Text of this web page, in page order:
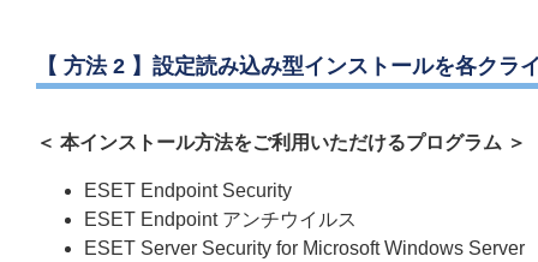
【 方法 2 】設定読み込み型インストールを各クラ
＜ 本インストール方法をご利用いただけるプログラム ＞
ESET Endpoint Security
ESET Endpoint アンチウイルス
ESET Server Security for Microsoft Windows Server